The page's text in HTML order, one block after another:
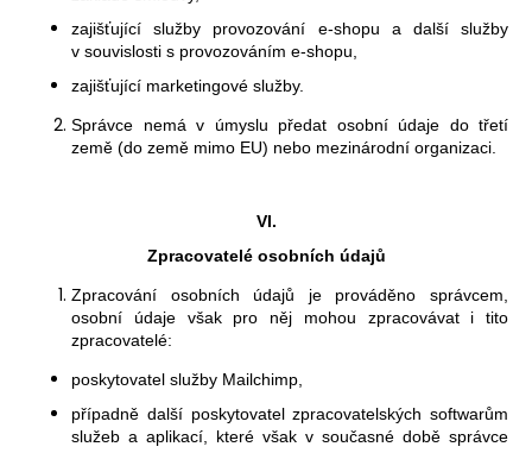
zajišťující služby provozování e-shopu a další služby
v souvislosti s provozováním e-shopu,
zajišťující marketingové služby.
Správce nemá v úmyslu předat osobní údaje do třetí
země (do země mimo EU) nebo mezinárodní organizaci.
VI.
Zpracovatelé osobních údajů
Zpracování osobních údajů je prováděno správcem,
osobní údaje však pro něj mohou zpracovávat i tito
zpracovatelé:
poskytovatel služby Mailchimp,
případně další poskytovatel zpracovatelských softwarům
služeb a aplikací, které však v současné době správce